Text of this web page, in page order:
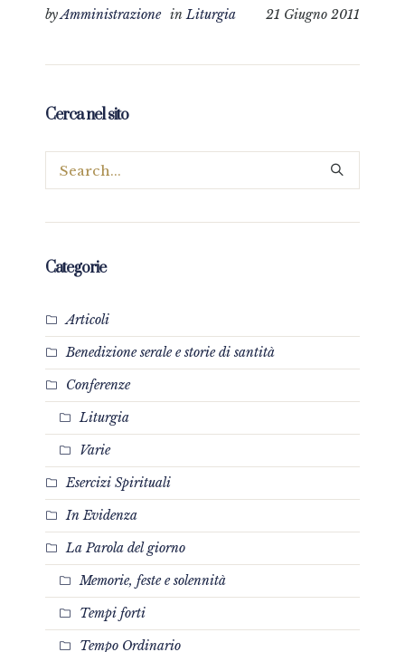
21 Giugno 2011
byAmministrazione inLiturgia
Cerca nel sito
Categorie
Articoli
Benedizione serale e storie di santità
Conferenze
Liturgia
Varie
Esercizi Spirituali
In Evidenza
La Parola del giorno
Memorie, feste e solennità
Tempi forti
Tempo Ordinario